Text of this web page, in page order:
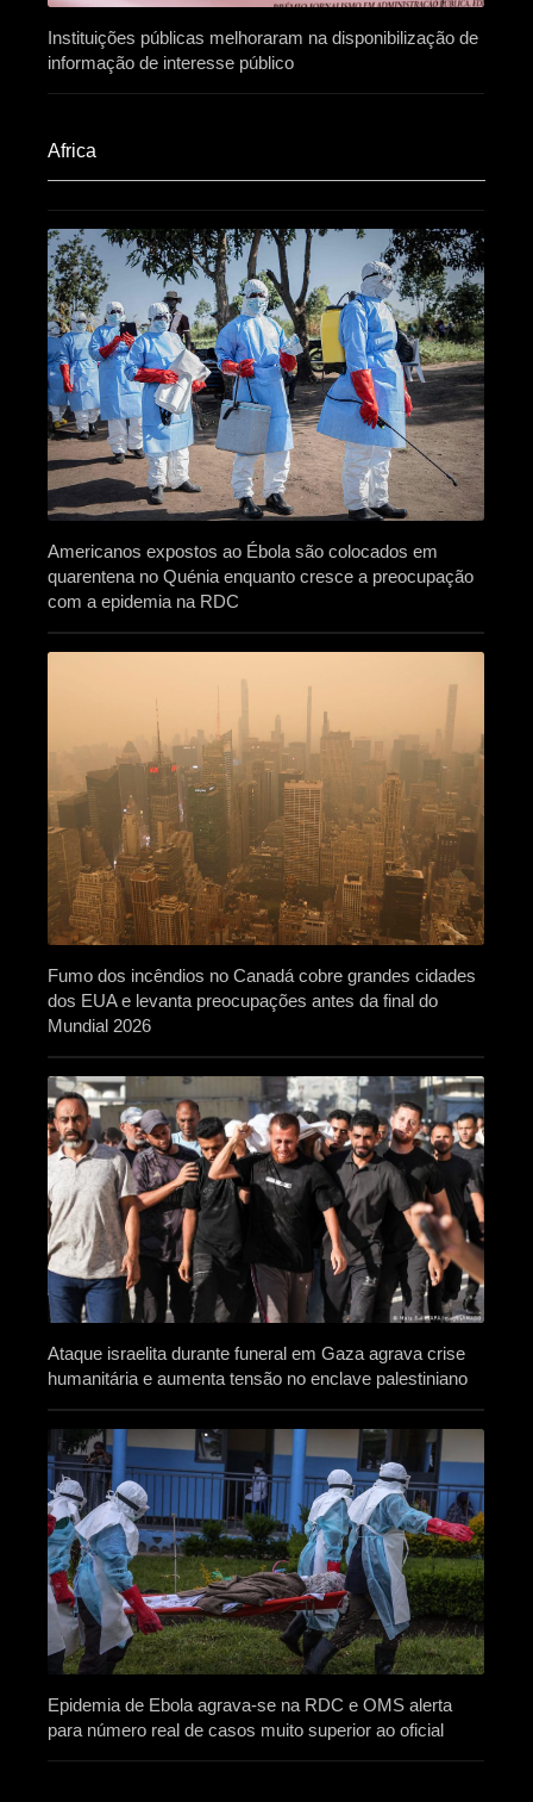
Instituições públicas melhoraram na disponibilização de
informação de interesse público
Africa​
Americanos expostos ao Ébola são colocados em
quarentena no Quénia enquanto cresce a preocupação
com a epidemia na RDC
Fumo dos incêndios no Canadá cobre grandes cidades
dos EUA e levanta preocupações antes da final do
Mundial 2026
Ataque israelita durante funeral em Gaza agrava crise
humanitária e aumenta tensão no enclave palestiniano
Epidemia de Ebola agrava-se na RDC e OMS alerta
para número real de casos muito superior ao oficial